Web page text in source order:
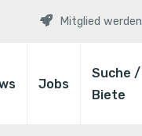
Mitglied werden
Jobs
Suche /
Biete